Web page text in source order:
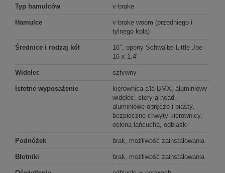
Typ hamulców v-brake
Hamulce
v-brake woom (przedniego i
tylnego koła)
Średnice i rodzaj kół
16″, opony Schwalbe Little Joe
16 x 1.4″
Widelec sztywny
Istotne wyposażenie
kierownica a'la BMX, aluminiowy
widelec, stery a-head,
aluminiowe obręcze i piasty,
bezpieczne chwyty kierownicy,
osłona łańcucha, odblaski
Podnóżek brak, możliwość zainstalowania
Błotniki brak, możliwość zainstalowania